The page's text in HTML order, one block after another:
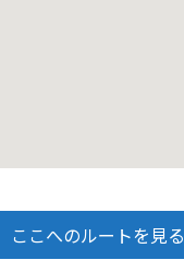
ここへのルートを見る